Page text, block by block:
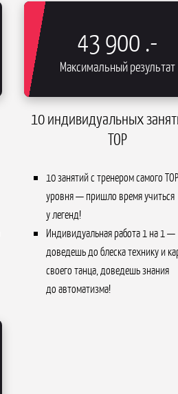
43 900 .-
Максимальный результат
10 индивидуальных
TOP
10 занятий с тренером самого
уровня — пришло время учиться
у легенд!
Индивидуальная работа 1 на 1 —
доведешь до блеска технику и
своего танца, доведешь знания
до автоматизма!